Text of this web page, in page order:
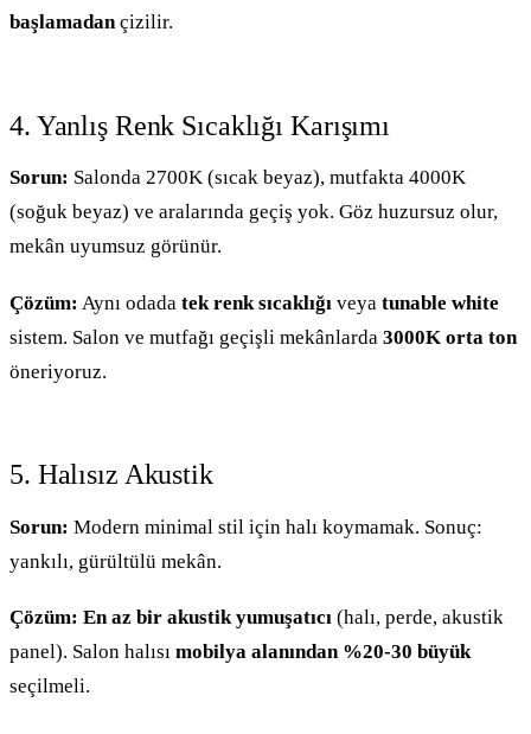
başlamadançizilir.
4. Yanlış Renk Sıcaklığı Karışımı
Sorun: Salonda 2700K (sıcak beyaz), mutfakta 4000K
(soğuk beyaz) ve aralarında geçiş yok. Göz huzursuz olur,
mekân uyumsuz görünür.
Çözüm: Aynı odada tek renk sıcaklığı veya tunable white
sistem. Salon ve mutfağı geçişli mekânlarda 3000K orta ton
öneriyoruz.
5. Halısız Akustik
Sorun: Modern minimal stil için halı koymamak. Sonuç:
yankılı, gürültülü mekân.
Çözüm: En az bir akustik yumuşatıcı (halı, perde, akustik
panel). Salon halısı mobilya alanından %20-30 büyük
seçilmeli.